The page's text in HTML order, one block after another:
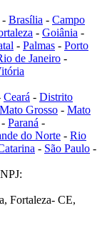
- Brasília - Campo
- Goiânia -
- Palmas - Porto
de Janeiro -
Ceará - Distrito
Mato Grosso - Mato
- Paraná -
do Norte - Rio
- São Paulo -
Fortaleza- CE,